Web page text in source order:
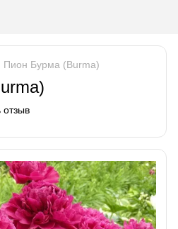
Пион Бурма (Burma)
отзыв